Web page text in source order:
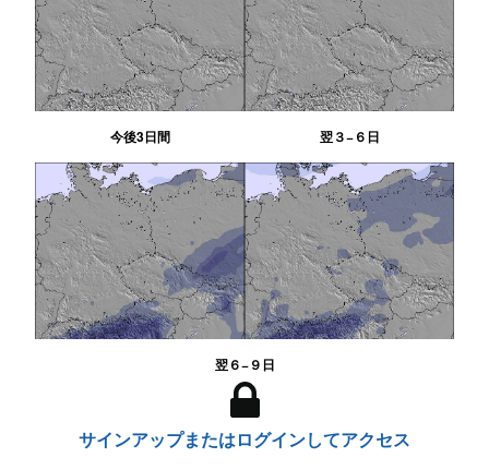
今後3日間 翌３−６日
翌６−９日
サインアップまたはログインしてアクセス